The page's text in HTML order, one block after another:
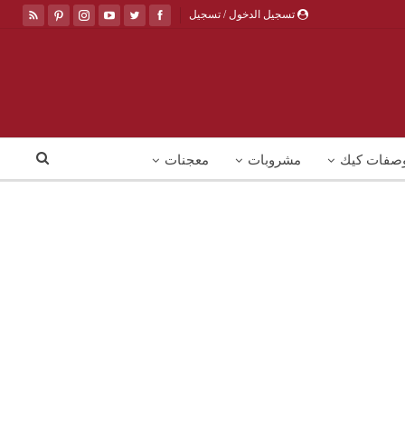
تسجيل الدخول / تسجيل
كيك مشروبات معجنات